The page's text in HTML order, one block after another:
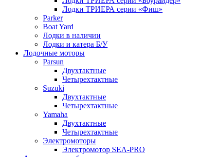
Лодки ТРИЕРА серии «Фиш»
Parker
Boat Yard
Лодки в наличии
Лодки и катера Б/У
Лодочные моторы
Parsun
Двухтактные
Четырехтактные
Suzuki
Двухтактные
Четырехтактные
Yamaha
Двухтактные
Четырехтактные
Электромоторы
Электромотор SEA-PRO